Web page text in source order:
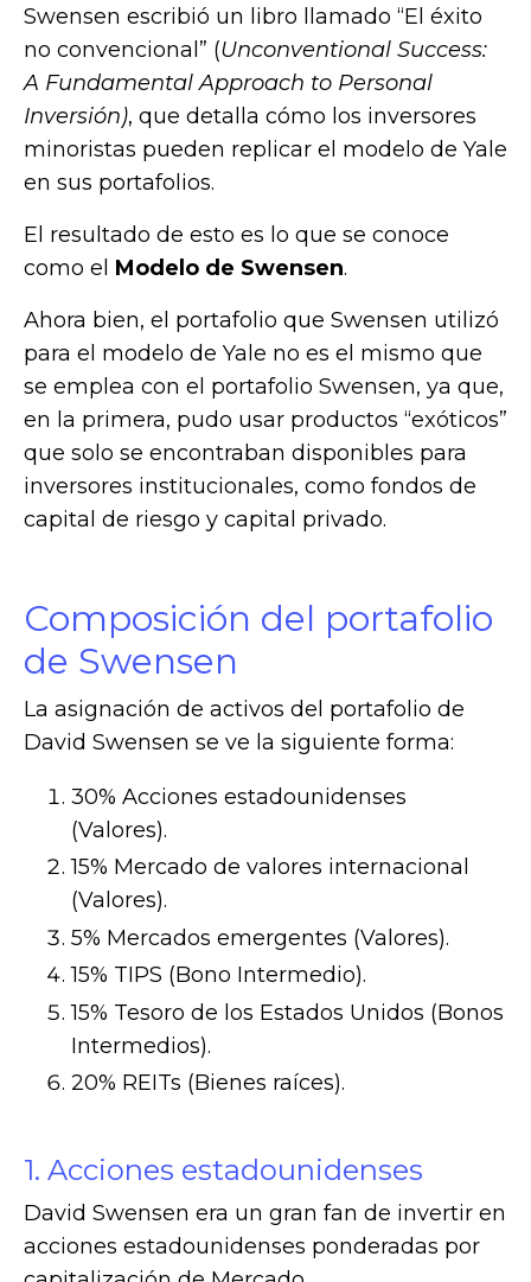
Swensen escribió un libro llamado “El éxito
no convencional” (Unconventional Success:
A Fundamental Approach to Personal
Inversión), que detalla cómo los inversores
minoristas pueden replicar el modelo de Yale
en sus portafolios.
El resultado de esto es lo que se conoce
como el Modelo de Swensen.
Ahora bien, el portafolio que Swensen utilizó
para el modelo de Yale no es el mismo que
se emplea con el portafolio Swensen, ya que,
en la primera, pudo usar productos “exóticos”
que solo se encontraban disponibles para
inversores institucionales, como fondos de
capital de riesgo y capital privado.
Composición del portafolio
de Swensen
La asignación de activos del portafolio de
David Swensen se ve la siguiente forma:
30% Acciones estadounidenses
(Valores).
15% Mercado de valores internacional
(Valores).
5% Mercados emergentes (Valores).
15% TIPS (Bono Intermedio).
15% Tesoro de los Estados Unidos (Bonos
Intermedios).
20% REITs (Bienes raíces).
1. Acciones estadounidenses
David Swensen era un gran fan de invertir en
acciones estadounidenses ponderadas por